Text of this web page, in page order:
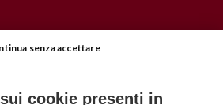
cookie presenti in
senza accettare